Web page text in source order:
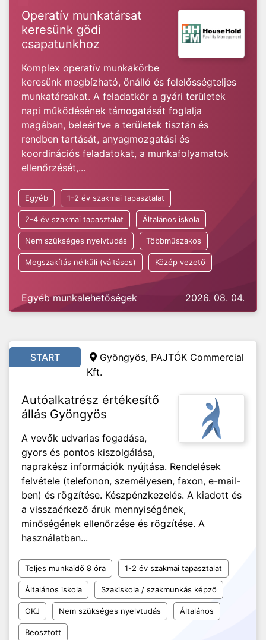
Operatív munkatársat
keresünk gödi
csapatunkhoz
Komplex operatív munkakörbe
keresünk megbízható, önálló és felelősségteljes
munkatársakat. A feladatkör a gyári területek
napi működésének támogatását foglalja
magában, beleértve a területek tisztán és
rendben tartását, anyagmozgatási és
koordinációs feladatokat, a munkafolyamatok
ellenőrzését,...
Egyéb 1-2 év szakmai tapasztalat
2-4 év szakmai tapasztalat Általános iskola
Nem szükséges nyelvtudás Többműszakos
Megszakítás nélküli (váltásos) Közép vezető
Egyéb munkalehetőségek 2026. 08. 04.
START
Gyöngyös, PAJTÓK Commercial
Kft.
Autóalkatrész értékesítő
állás Gyöngyös
A vevők udvarias fogadása,
gyors és pontos kiszolgálása,
naprakész információk nyújtása. Rendelések
felvétele (telefonon, személyesen, faxon, e-mail-
ben) és rögzítése. Készpénzkezelés. A kiadott és
a visszaérkező áruk mennyiségének,
minőségének ellenőrzése és rögzítése. A
használatban...
Teljes munkaidő 8 óra 1-2 év szakmai tapasztalat
Általános iskola Szakiskola / szakmunkás képző
OKJ Nem szükséges nyelvtudás Általános
Beosztott